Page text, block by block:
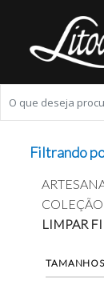
Filtrando
LIMPAR
TAMANHOS